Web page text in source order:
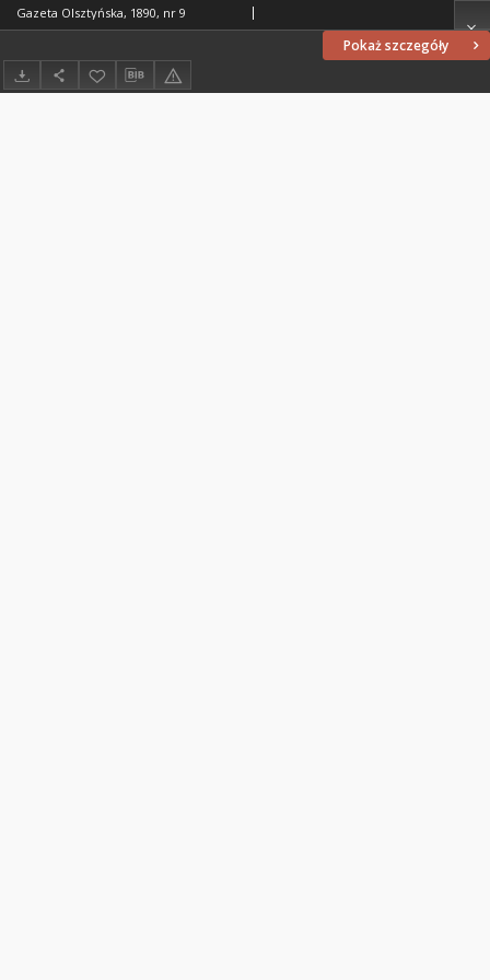
Pokaż szczegóły
Gazeta Olsztyńska, 1890, nr 9